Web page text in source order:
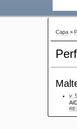
Capa >
v.